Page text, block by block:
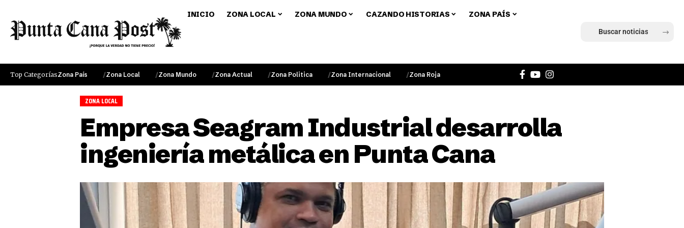
INICIO ZONA LOCAL ZONA MUNDO CAZANDO HISTORIAS ZONA PAÍS
Top CategoríasZona País Zona Local Zona Mundo Zona Actual Zona Politica Zona Internacional Zona Roja
ZONA LOCAL
Empresa Seagram Industrial desarrolla
ingeniería metálica en Punta Cana